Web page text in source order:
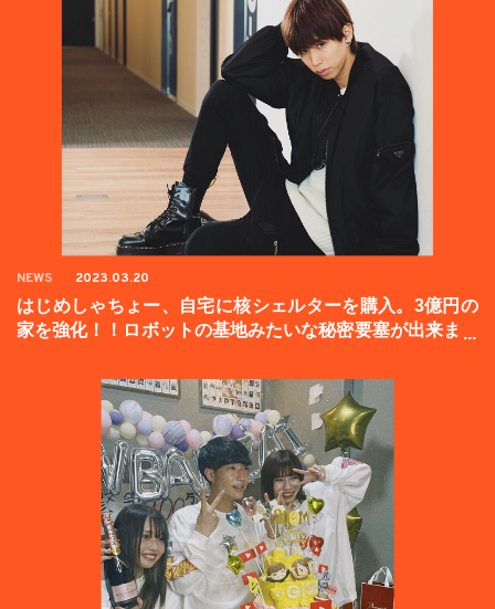
NEWS 2023.03.20
はじめしゃちょー、自宅に核シェルターを購入。3億円の
家を強化！！ロボットの基地みたいな秘密要塞が出来まし